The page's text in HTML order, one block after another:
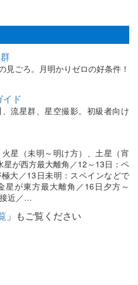
見ごろ。月明かりゼロの好条件！
ド
流星群、星空撮影。初級者向け
星（未明～明け方）、土星（宵
星が西方最大離角／12～13日：ペ
大／13日未明：スペインなどで
星が東方最大離角／16日夕方～
近／…
」もご覧ください